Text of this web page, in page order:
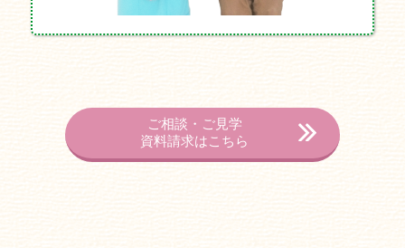
ご相談・ご見学
資料請求はこちら